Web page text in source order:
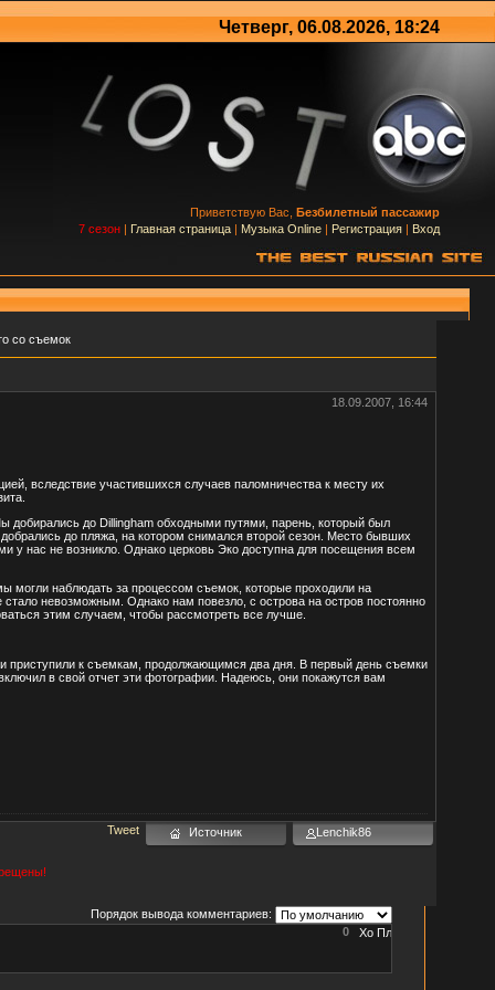
Четверг, 06.08.2026, 18:24
Приветствую Вас, Безбилетный пассажир
7 сезон | Главная страница | Музыка Online | Регистрация | Вход
со съемок
18.09.2007, 16:44
вследствие участившихся случаев паломничества к месту их
до Dillingham обходными путями, парень, который был
до пляжа, на котором снимался второй сезон. Место бывших
у нас не возникло. Однако церковь Эко доступна для посещения всем
могли наблюдать за процессом съемок, которые проходили на
невозможным. Однако нам повезло, с острова на остров постоянно
этим случаем, чтобы рассмотреть все лучше.
приступили к съемкам, продолжающимся два дня. В первый день съемки
в свой отчет эти фотографии. Надеюсь, они покажутся вам
Lenchik86
Источник
Tweet
Порядок вывода комментариев:
0